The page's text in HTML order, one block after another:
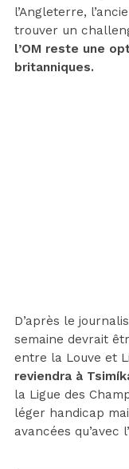
l’Angleterre,
trouver un
l’OM reste une
britanniques.
D’après le
semaine devrait
entre la Louve et
reviendra à
la Ligue des
léger handicap
avancées qu’avec